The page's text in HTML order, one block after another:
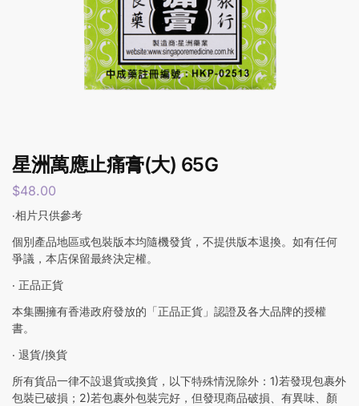
星洲萬應止痛膏(大) 65G
$48.00
‧相片只供參考
個別產品地區或包裝版本均隨機發貨，不提供版本退換。如有任何
爭議，本店保留最終決定權。
‧ 正品正貨
本集團擁有香港政府發放的「正品正貨」認證及各大品牌的授權
書。
‧ 退貨/換貨
所有貨品一律不設退貨或換貨，以下特殊情況除外：1)若發現包裹外
包裝已破損；2)若包裹外包裝完好，但發現商品破損、有異味、顏